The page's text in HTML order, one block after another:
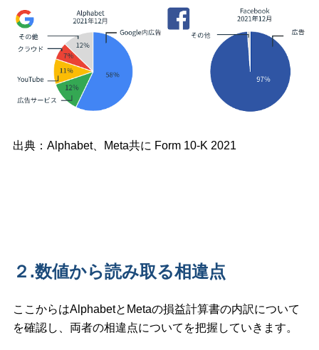
出典：Alphabet、Meta共に Form 10-K 2021
２.数値から読み取る相違点
ここからはAlphabetとMetaの損益計算書の内訳について
を確認し、両者の相違点についてを把握していきます。